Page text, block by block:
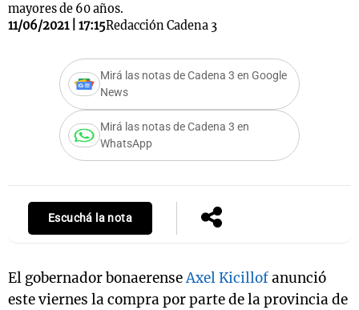
mayores de 60 años.
11/06/2021 | 17:15Redacción Cadena 3
Mirá las notas de Cadena 3 en Google
News
Mirá las notas de Cadena 3 en
WhatsApp
Escuchá la nota
El gobernador bonaerenseAxel Kicillofanunció
este viernes la compra por parte de la provincia de
Notas
Notas